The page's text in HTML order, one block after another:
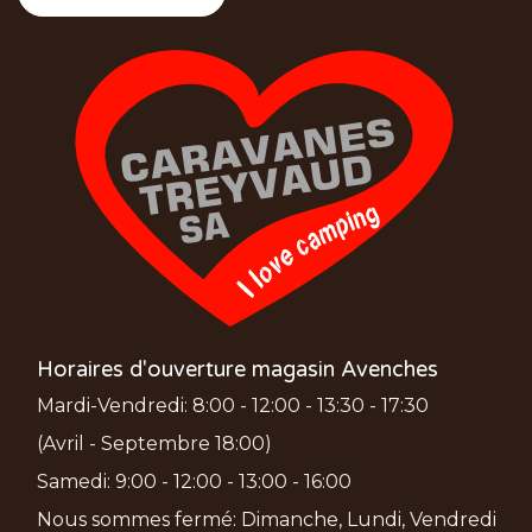
Horaires d'ouverture magasin Avenches
Mardi-Vendredi: 8:00 - 12:00 - 13:30 - 17:30
(Avril - Septembre 18:00)
Samedi: 9:00 - 12:00 - 13:00 - 16:00
Nous sommes fermé: Dimanche, Lundi, Vendredi